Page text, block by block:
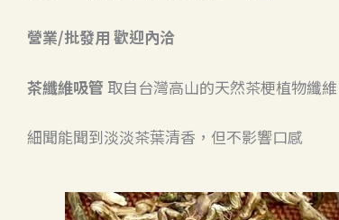
營業/批發用 歡迎內洽
茶纖維吸管 取自台灣高山的天然茶梗植物纖
細聞能聞到淡淡茶葉清香，但不影響口感